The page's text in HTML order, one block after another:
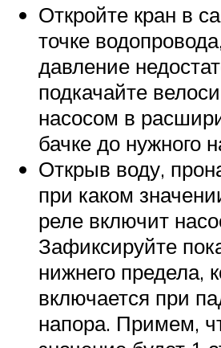
Откройте кран в
точке
давление
подкачайте
насосом в
бачке до нужного
Открыв воду,
при каком
реле включит
Зафиксируйте
нижнего предела,
включается при
напора. Примем,